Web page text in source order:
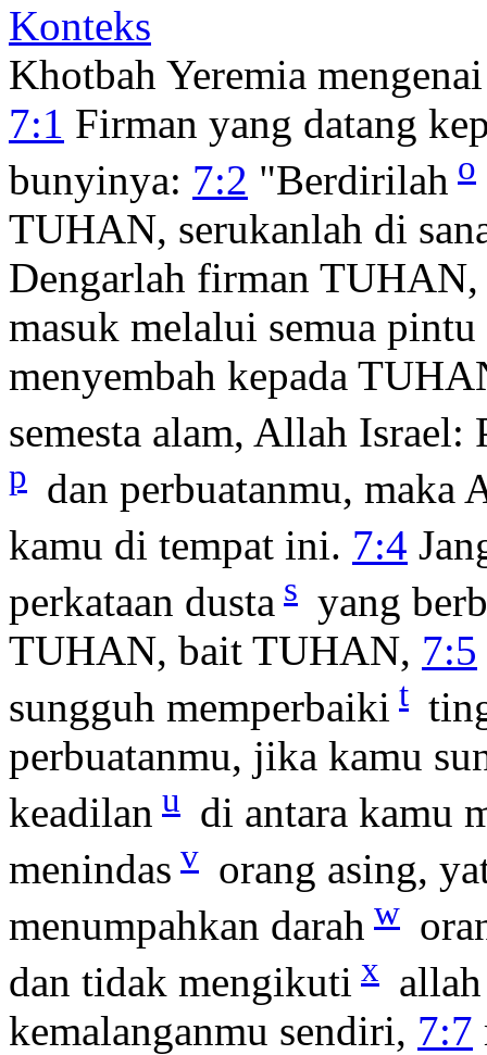
Konteks
Khotbah Yeremia
7:1 Firman yang datang
bunyinya: 7:2 "Berdirilah o
TUHAN, serukanlah di
Dengarlah firman TUHAN,
masuk melalui semua
menyembah kepada
semesta alam, Allah
p dan perbuatanmu, maka
kamu di tempat ini. 7:4
perkataan dusta s yang
TUHAN, bait TUHAN, 7:5
sungguh memperbaiki t
perbuatanmu, jika kamu
keadilan u
di antara kamu
menindas v orang asing,
menumpahkan darah w
dan tidak mengikuti x
kemalanganmu sendiri, 7:7